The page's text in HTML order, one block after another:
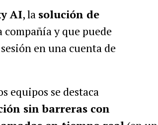
AI, la solución de
compañía y que puede
en una cuenta de
equipos se destaca
sin barreras con